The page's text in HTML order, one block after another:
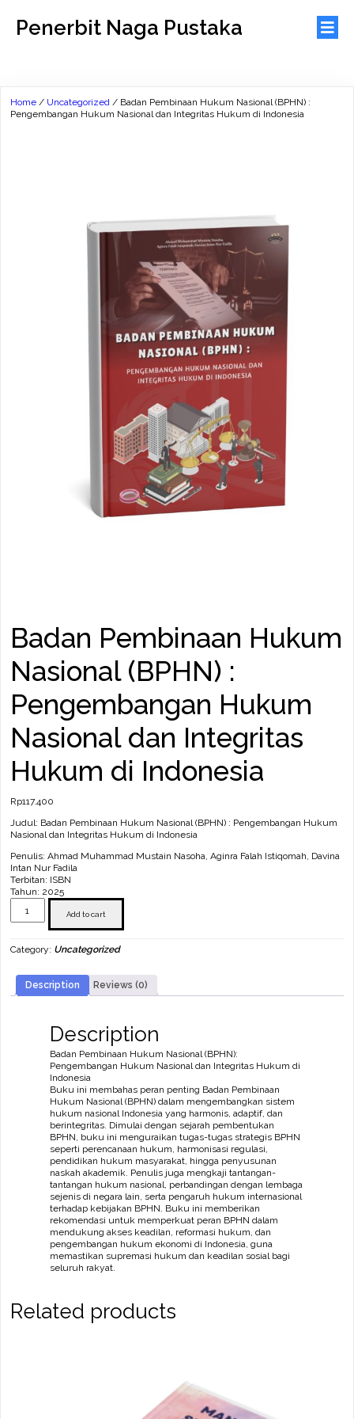
Penerbit Naga Pustaka
Home / Uncategorized / Badan Pembinaan Hukum Nasional (BPHN) :
Pengembangan Hukum Nasional dan Integritas Hukum di Indonesia
Badan Pembinaan Hukum
Nasional (BPHN) :
Pengembangan Hukum
Nasional dan Integritas
Hukum di Indonesia
Rp117.400
Judul: Badan Pembinaan Hukum Nasional (BPHN) : Pengembangan Hukum
Nasional dan Integritas Hukum di Indonesia
Penulis: Ahmad Muhammad Mustain Nasoha, Aginra Falah Istiqomah, Davina
Intan Nur Fadila
Terbitan: ISBN
Tahun: 2025
Pembinaan
(BPHN)
Pengembangan
Hukum
Nasional
Add to cart
Category: Uncategorized
Description Reviews (0)
Description
Badan Pembinaan Hukum Nasional (BPHN):
Pengembangan Hukum Nasional dan Integritas Hukum di
Indonesia
Buku ini membahas peran penting Badan Pembinaan
Hukum Nasional (BPHN) dalam mengembangkan sistem
hukum nasional Indonesia yang harmonis, adaptif, dan
berintegritas. Dimulai dengan sejarah pembentukan
BPHN, buku ini menguraikan tugas-tugas strategis BPHN
seperti perencanaan hukum, harmonisasi regulasi,
pendidikan hukum masyarakat, hingga penyusunan
naskah akademik. Penulis juga mengkaji tantangan-
tantangan hukum nasional, perbandingan dengan lembaga
sejenis di negara lain, serta pengaruh hukum internasional
terhadap kebijakan BPHN. Buku ini memberikan
rekomendasi untuk memperkuat peran BPHN dalam
mendukung akses keadilan, reformasi hukum, dan
pengembangan hukum ekonomi di Indonesia, guna
memastikan supremasi hukum dan keadilan sosial bagi
seluruh rakyat.
Related products